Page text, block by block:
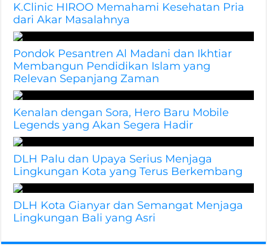
K.Clinic HIROO Memahami Kesehatan Pria
dari Akar Masalahnya
Pondok Pesantren Al Madani dan Ikhtiar
Membangun Pendidikan Islam yang
Relevan Sepanjang Zaman
Kenalan dengan Sora, Hero Baru Mobile
Legends yang Akan Segera Hadir
DLH Palu dan Upaya Serius Menjaga
Lingkungan Kota yang Terus Berkembang
DLH Kota Gianyar dan Semangat Menjaga
Lingkungan Bali yang Asri